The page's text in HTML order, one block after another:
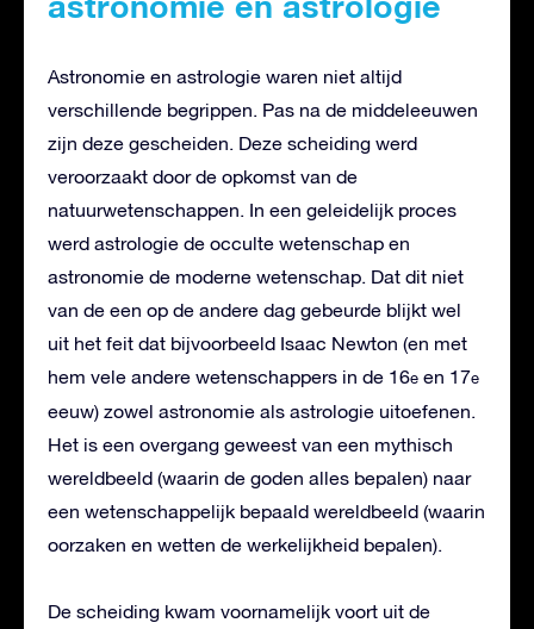
Astronomie en astrologie waren niet altijd
verschillende begrippen. Pas na de middeleeuwen
zijn deze gescheiden. Deze scheiding werd
veroorzaakt door de opkomst van de
natuurwetenschappen. In een geleidelijk proces
werd astrologie de occulte wetenschap en
astronomie de moderne wetenschap. Dat dit niet
van de een op de andere dag gebeurde blijkt wel
uit het feit dat bijvoorbeeld Isaac Newton (en met
hem vele andere wetenschappers in de 16e en 17e
eeuw) zowel astronomie als astrologie uitoefenen.
Het is een overgang geweest van een mythisch
wereldbeeld (waarin de goden alles bepalen) naar
een wetenschappelijk bepaald wereldbeeld (waarin
oorzaken en wetten de werkelijkheid bepalen).
De scheiding kwam voornamelijk voort uit de